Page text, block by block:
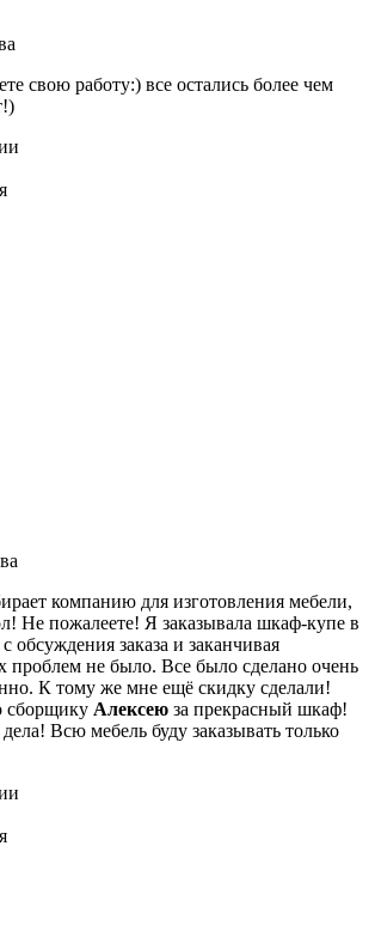
свою работу:) все остались более чем
компанию для изготовления мебели,
Не пожалеете! Я заказывала шкаф-купе в
обсуждения заказа и заканчивая
проблем не было. Все было сделано очень
К тому же мне ещё скидку сделали!
сборщику Алексею за прекрасный шкаф!
Всю мебель буду заказывать только